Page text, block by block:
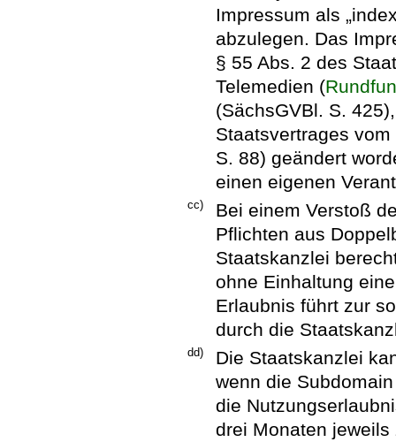
Impressum als
abzulegen. Das
§ 55 Abs. 2 des
Telemedien (
(SächsGVBl. S.
Staatsvertrages
S. 88) geändert
einen eigenen
cc)
Bei einem Verstoß
Pflichten aus
Staatskanzlei
ohne Einhaltung
Erlaubnis führt zur
durch die
dd)
Die Staatskanzlei
wenn die
die
drei Monaten